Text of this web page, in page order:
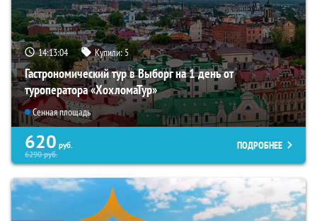
14:13:03 Купили:5
Гастрономический тур в Выборг на 1 день от
туроператора «ХохломаТур»
Сенная площадь
620 руб.
6290руб.
ПОДРОБНЕЕ